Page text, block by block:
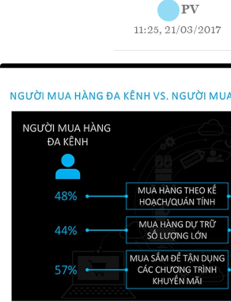
PV
11:25, 21/03/2017